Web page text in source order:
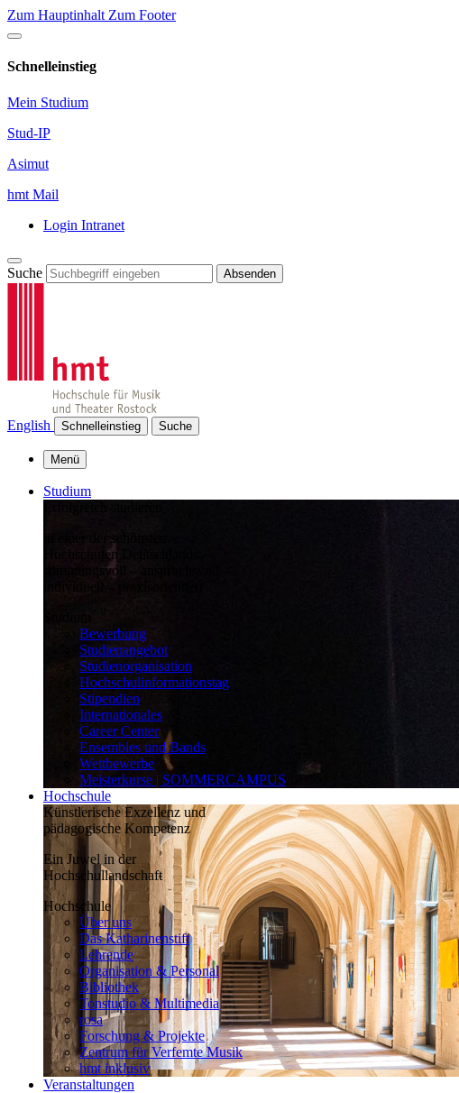
Zum Hauptinhalt Zum Footer
Schnelleinstieg
Mein Studium
Stud-IP
Asimut
hmt Mail
Login Intranet
Suche Absenden
English Schnelleinstieg Suche
Menü
Studium
in einer der schönsten
Hochschulen Deutschlands:
stimmungsvoll – anspruchsvoll –
individuell – praxisorientiert
Bewerbung
Studienangebot
Studienorganisation
Hochschulinformationstag
Stipendien
Internationales
Career Center
Ensembles und Bands
Wettbewerbe
Meisterkurse | SOMMERCAMPUS
Hochschule
Künstlerische Exzellenz und
pädagogische Kompetenz
Ein Juwel in der
Hochschullandschaft
Hochschule
Über uns
Das Katharinenstift
Lehrende
Organisation & Personal
Bibliothek
Tonstudio & Multimedia
rosa
Forschung & Projekte
Zentrum für Verfemte Musik
hmt inklusiv
Veranstaltungen